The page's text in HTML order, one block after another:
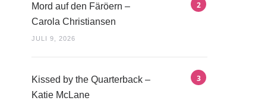
Mord auf den Färöern –
Carola Christiansen
JULI 9, 2026
Kissed by the Quarterback –
Katie McLane